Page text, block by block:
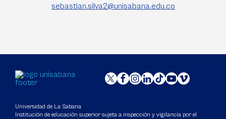
sebastian.silva2@unisabana.edu.co
Universidad de La Sabana
Institución de educación superior sujeta a inspección y vigilancia por el